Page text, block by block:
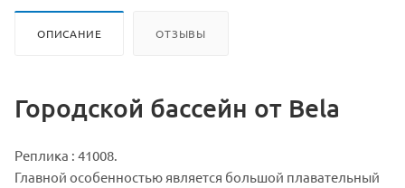
ОПИСАНИЕ ОТЗЫВЫ
Городской бассейн от Bela
Реплика : 41008.
Главной особенностью является большой плавательный